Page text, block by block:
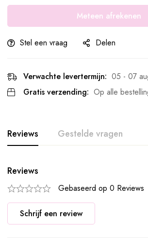
Meteen afrekenen
Stel een vraag Delen
Verwachte levertermijn: 05 - 07
Gratis verzending: Op alle
Reviews Gestelde vragen
Reviews
Gebaseerd op 0 Reviews
Schrijf een review